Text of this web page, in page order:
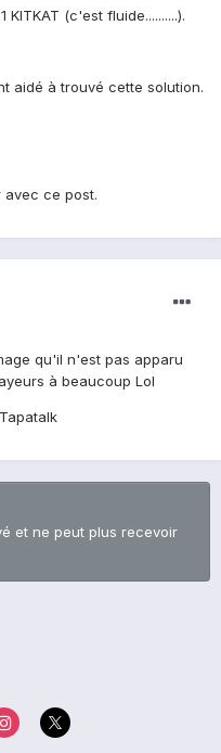
(c'est fluide..........).
aidé à trouvé cette solution.
ce post.
qu'il n'est pas apparu
à beaucoup Lol
et ne peut plus recevoir